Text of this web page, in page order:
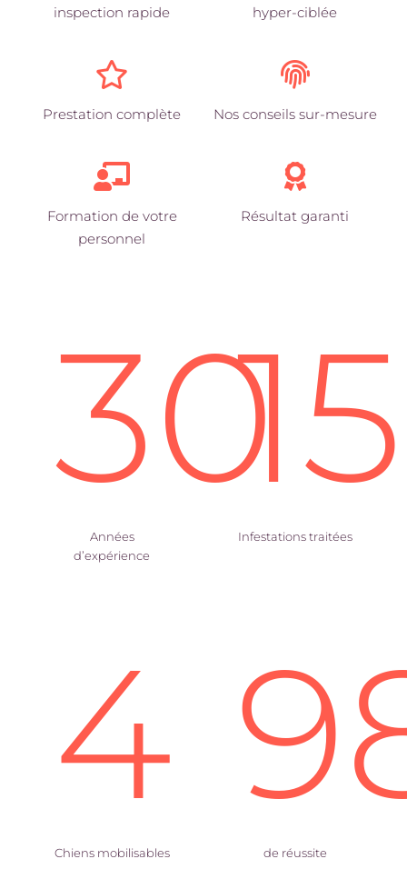
inspection rapide
hyper-ciblée
Prestation complète Nos conseils sur-mesure
Formation de votre
personnel
Résultat garanti
30
Années
d’expérience
Infestations traitées
4
Chiens mobilisables de réussite